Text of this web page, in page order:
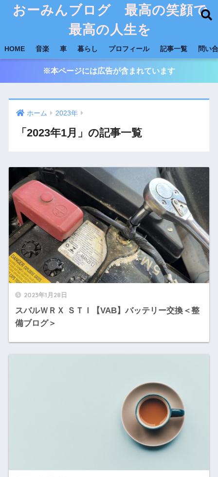
おーみんブログ 最高の笑顔で
最高の人生を
HOME 音楽 車 暮らし プロフィール 記事一覧 問い
※本ページには広告が含まれています
ホーム 2023年
「2023年1月」の記事一覧
2023年1月28日
スバルＷＲＸ ＳＴＩ【VAB】バッテリー交換＜整
備ブログ＞